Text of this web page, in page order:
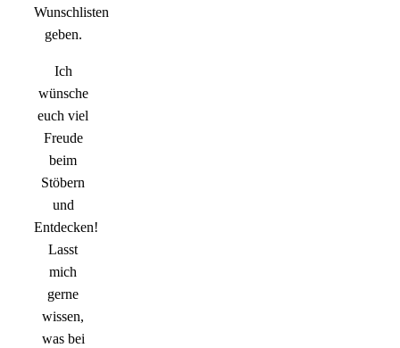
Wunschlisten
geben.
Ich
wünsche
euch viel
Freude
beim
Stöbern
und
Entdecken!
Lasst
mich
gerne
wissen,
was bei